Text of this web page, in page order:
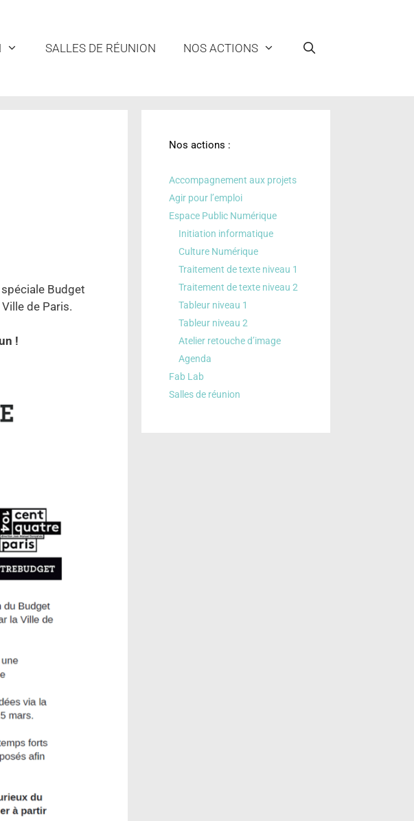
SALLES DE RÉUNION NOS ACTIONS
Budget
de Paris.
!
Nos actions :
Accompagnement aux projets
Agir pour l’emploi
Espace Public Numérique
Initiation informatique
Culture Numérique
Traitement de texte niveau 1
Traitement de texte niveau 2
Tableur niveau 1
Tableur niveau 2
Atelier retouche d’image
Agenda
Fab Lab
Salles de réunion